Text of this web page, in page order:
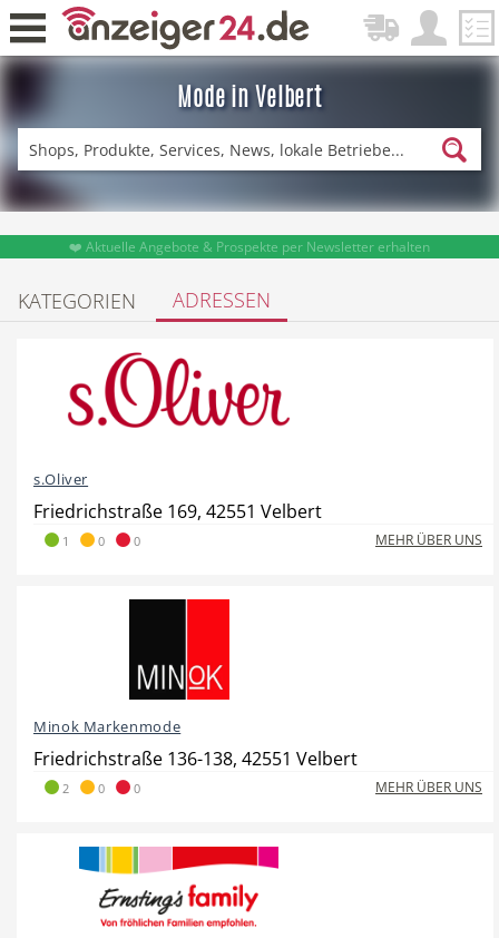
Mode in Velbert
Zurück
Fitness & Sport
DE-News News
Restaurant
Beauty & Wellness
Handwerk Sport & Freizeit
❤️ Aktuelle Angebote & Prospekte per Newsletter erhalten
KATEGORIEN ADRESSEN
s.Oliver
Friedrichstraße 169, 42551 Velbert
1 0 0 MEHR ÜBER UNS
Minok Markenmode
Friedrichstraße 136-138, 42551 Velbert
2 0 0 MEHR ÜBER UNS